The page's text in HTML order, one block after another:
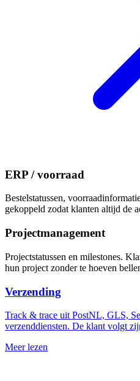
ERP / voorraad
Bestelstatussen,
gekoppeld zodat klanten altijd de
Projectmanagement
Projectstatussen en milestones.
hun project zonder te hoeven
Verzending
Track & trace uit PostNL, GLS,
verzenddiensten. De klant volgt
Meer lezen